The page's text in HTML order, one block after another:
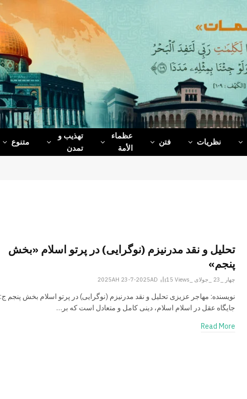
نظریات فتن
عظماء‌
الأمة
تهذیب و
تمدن
متنوع
تحلیل و نقد مدرنیزم (نوگرایی) در پرتو اسلام «بخش
پنجم»
چهار _23 _جولای _2025AH 23-7-2025AD 15Views
نویسنده: مهاجر عزیزی تحلیل و نقد مدرنیزم (نوگرایی) در پرتو اسلام بخش پنجم ج:
جایگاه عقل در اسلام اسلام، دینی کامل و متعادل است که بر…
Read More